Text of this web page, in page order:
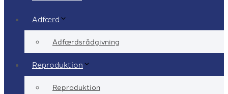
Adfærd
Adfærdsrådgivning
Reproduktion
Reproduktion